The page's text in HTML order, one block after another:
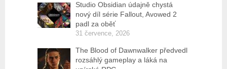
Studio Obsidian údajně chystá
nový díl série Fallout, Avowed 2
padl za oběť
31 července, 2026
The Blood of Dawnwalker předvedl
rozsáhlý gameplay a láká na